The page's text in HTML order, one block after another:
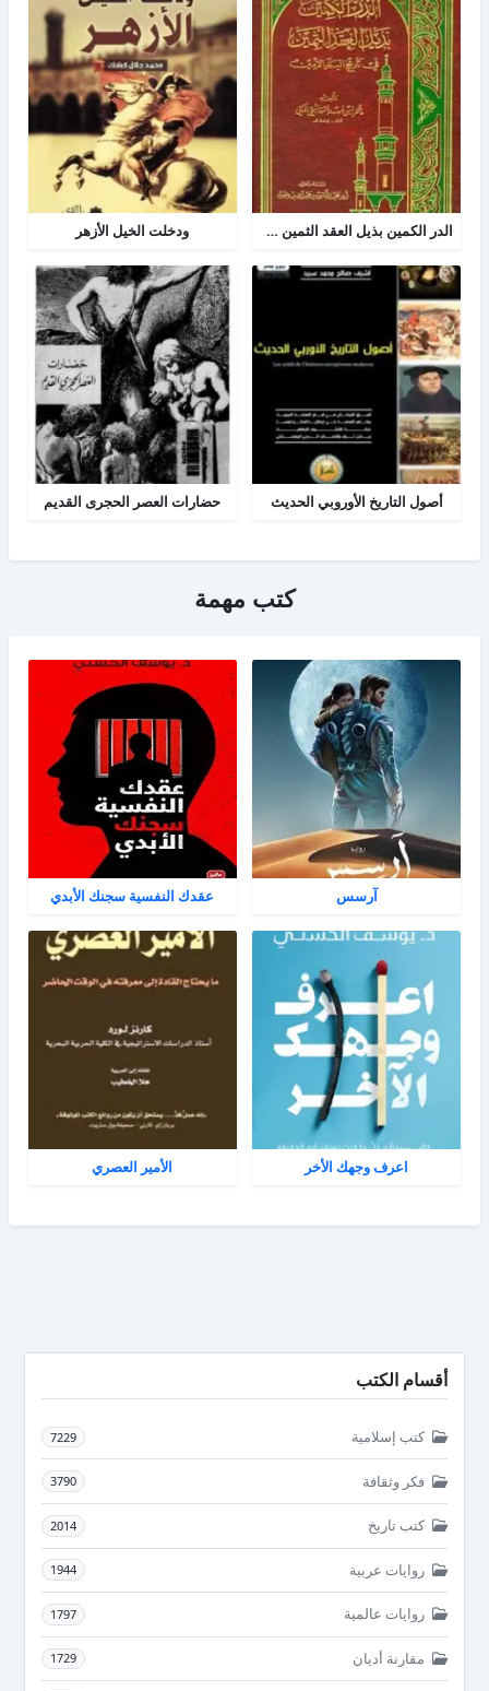
الدر الكمين بذيل العقد الثمين في تاريخ البلد الأمين ودخلت الخيل الأزهر
أصول التاريخ الأوروبي الحديث حضارات العصر الحجرى القديم
كتب مهمة
آرسس عقدك النفسية سجنك الأبدي
اعرف وجهك الأخر الأمير العصري
أقسام الكتب
كتب إسلامية 7229
فكر وثقافة 3790
كتب تاريخ 2014
روايات عربية 1944
روايات عالمية 1797
مقارنة أديان 1729